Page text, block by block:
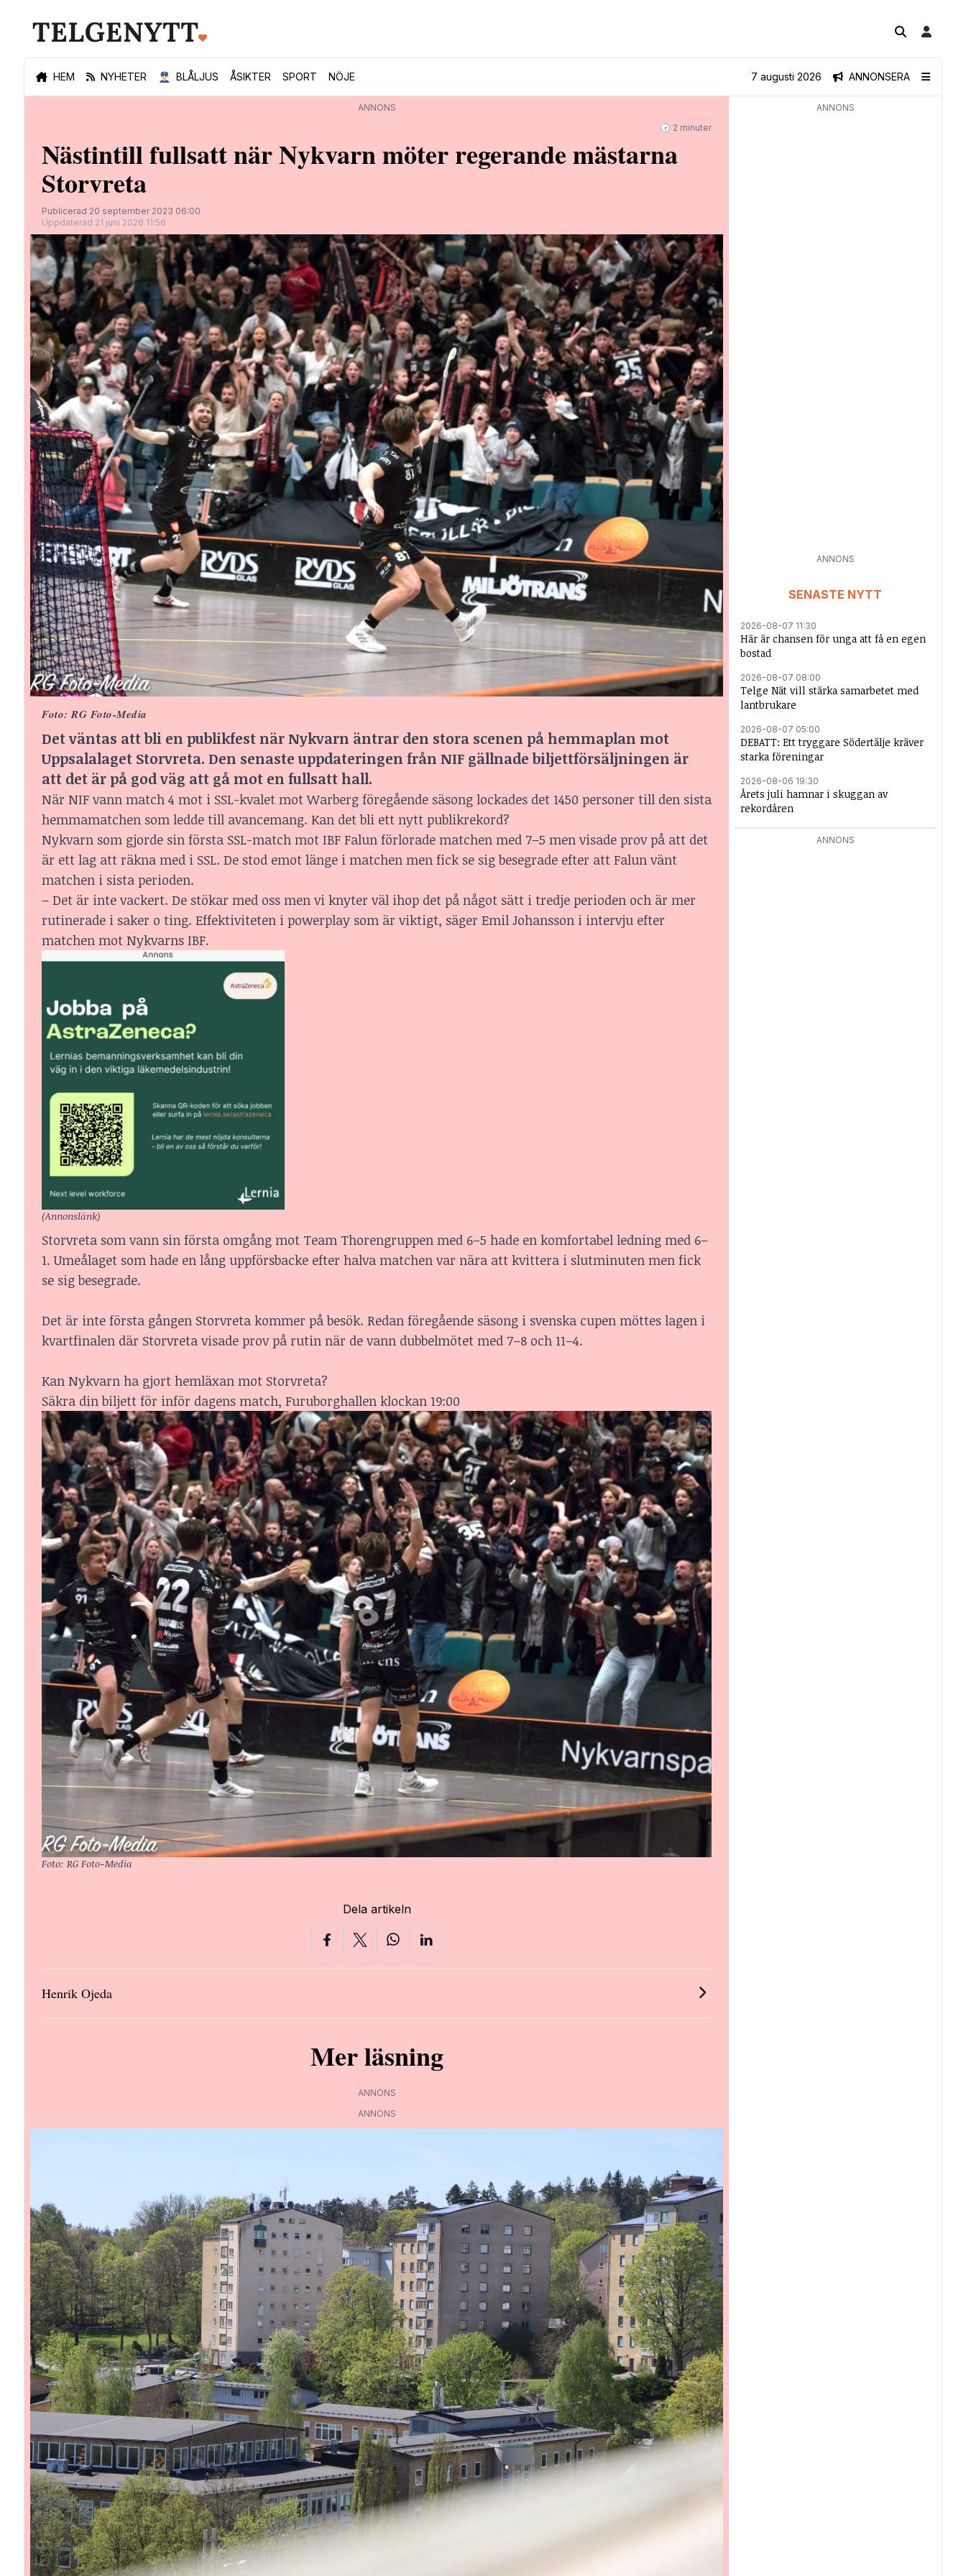
HEM NYHETER 👮🏻‍♂️ BLÅLJUS ÅSIKTER SPORT NÖJE ANNONSERA
7 augusti 2026
ANNONS
🕝 2 minuter
Nästintill fullsatt när Nykvarn möter regerande mästarna
Storvreta
Publicerad 20 september 2023 06:00
Uppdaterad 21 juni 2026 11:56
Foto: RG Foto-Media
Det väntas att bli en publikfest när Nykvarn äntrar den stora scenen på hemmaplan mot
Uppsalalaget Storvreta. Den senaste uppdateringen från NIF gällnade biljettförsäljningen är
att det är på god väg att gå mot en fullsatt hall.
När NIF vann match 4 mot i SSL-kvalet mot Warberg föregående säsong lockades det 1450 personer till den sista
hemmamatchen som ledde till avancemang. Kan det bli ett nytt publikrekord?
Nykvarn som gjorde sin första SSL-match mot IBF Falun förlorade matchen med 7–5 men visade prov på att det
är ett lag att räkna med i SSL. De stod emot länge i matchen men fick se sig besegrade efter att Falun vänt
matchen i sista perioden.
– Det är inte vackert. De stökar med oss men vi knyter väl ihop det på något sätt i tredje perioden och är mer
rutinerade i saker o ting. Effektiviteten i powerplay som är viktigt, säger Emil Johansson i intervju efter
matchen mot Nykvarns IBF.
(Annonslänk)
Storvreta som vann sin första omgång mot Team Thorengruppen med 6–5 hade en komfortabel ledning med 6–
1. Umeålaget som hade en lång uppförsbacke efter halva matchen var nära att kvittera i slutminuten men fick
se sig besegrade.
Det är inte första gången Storvreta kommer på besök. Redan föregående säsong i svenska cupen möttes lagen i
kvartfinalen där Storvreta visade prov på rutin när de vann dubbelmötet med 7–8 och 11–4.
Kan Nykvarn ha gjort hemläxan mot Storvreta?
Säkra din biljett för inför dagens match, Furuborghallen klockan 19:00
Foto: RG Foto-Media
Dela artikeln
Henrik Ojeda
Mer läsning
ANNONS
ANNONS
ANNONS
ANNONS
SENASTE NYTT
2026-08-07 11:30
Här är chansen för unga att få en egen
bostad
2026-08-07 08:00
Telge Nät vill stärka samarbetet med
lantbrukare
2026-08-07 05:00
DEBATT: Ett tryggare Södertälje kräver
starka föreningar
2026-08-06 19:30
Årets juli hamnar i skuggan av
rekordåren
ANNONS